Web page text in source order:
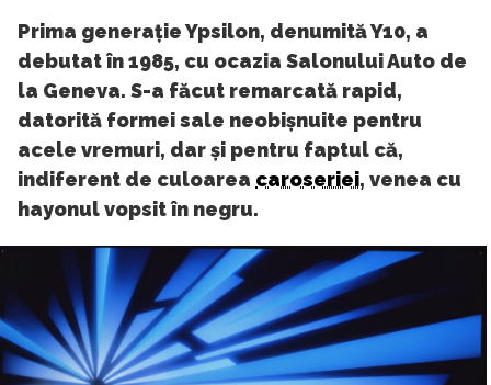
Prima generație Ypsilon, denumită Y10, a
debutat în 1985, cu ocazia Salonului Auto de
la Geneva. S-a făcut remarcată rapid,
datorită formei sale neobișnuite pentru
acele vremuri, dar și pentru faptul că,
indiferent de culoarea caroseriei, venea cu
hayonul vopsit în negru.